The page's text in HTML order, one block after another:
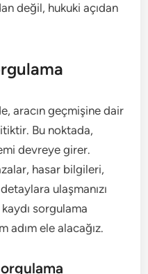
değil, hukuki açıdan
aracın geçmişine dair
Bu noktada,
devreye girer.
hasar bilgileri,
ulaşmanızı
sorgulama
adım ele alacağız.